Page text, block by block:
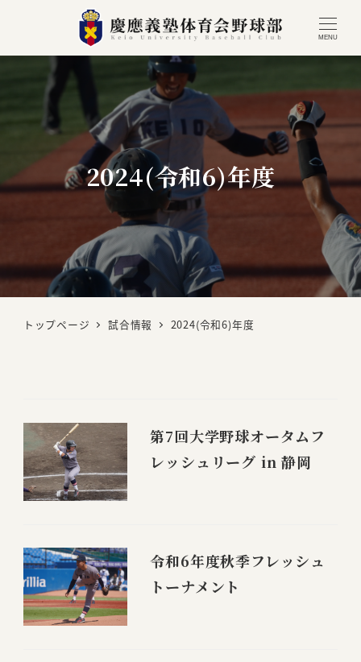
MENU
2024(令和6)年度
トップページ 試合情報 2024(令和6)年度
第7回大学野球オータムフ
レッシュリーグ in 静岡
令和6年度秋季フレッシュ
トーナメント